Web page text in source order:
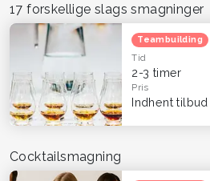
17 forskellige slags smagninger
Teambuilding
Tid
2-3 timer
Pris
Indhent tilbud
Cocktailsmagning